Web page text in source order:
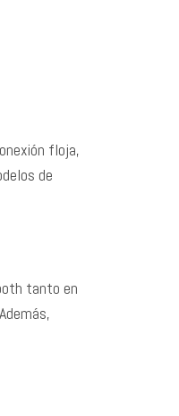
floja,
de
tanto en